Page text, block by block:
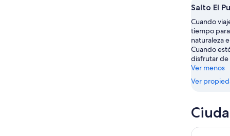
ago
noche,
8
ago
-
9
ago
fin
de
semana,
7
ago
-
ago
Salto El
Cuando
tiempo
naturaleza
Cuando
disfrutar de
Ver menos
Ver